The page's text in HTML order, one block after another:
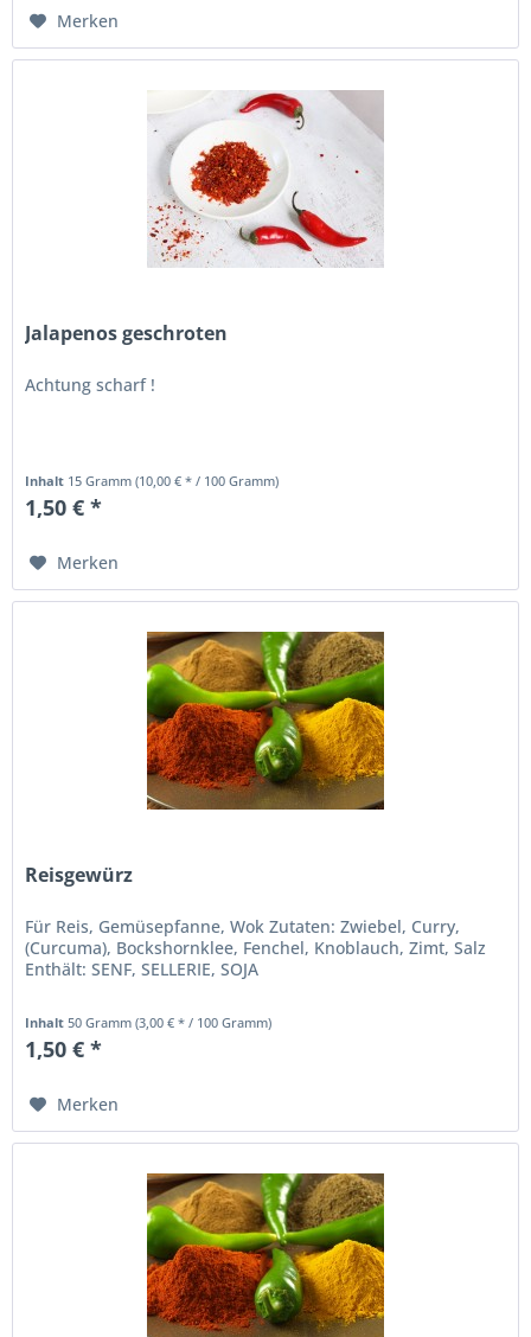
Merken
Jalapenos geschroten
Achtung scharf !
Inhalt 15 Gramm(10,00 € * / 100 Gramm)
1,50 € *
Merken
Reisgewürz
Für Reis, Gemüsepfanne, Wok Zutaten: Zwiebel, Curry,
(Curcuma), Bockshornklee, Fenchel, Knoblauch, Zimt, Salz
Enthält: SENF, SELLERIE, SOJA
Inhalt 50 Gramm(3,00 € * / 100 Gramm)
1,50 € *
Merken